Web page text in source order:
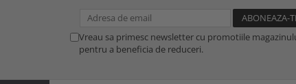
Vreau sa primesc newsletter cu promotiile
pentru a beneficia de reduceri.